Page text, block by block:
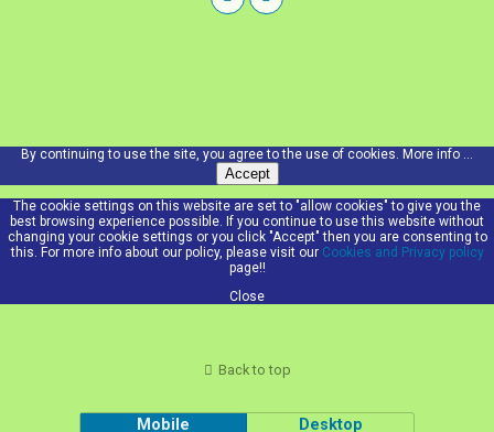
By continuing to use the site, you agree to the use of cookies. More info ...
Accept
The cookie settings on this website are set to "allow cookies" to give you the
best browsing experience possible. If you continue to use this website without
changing your cookie settings or you click "Accept" then you are consenting to
this. For more info about our policy, please visit our Cookies and Privacy policy
page!!
Close
Back to top
Mobile Desktop